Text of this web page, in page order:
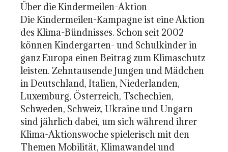
Über die Kindermeilen-Aktion
Die Kindermeilen-Kampagne ist eine Aktion
des Klima-Bündnisses. Schon seit 2002
können Kindergarten- und Schulkinder in
ganz Europa einen Beitrag zum Klimaschutz
leisten. Zehntausende Jungen und Mädchen
in Deutschland, Italien, Niederlanden,
Luxemburg, Österreich, Tschechien,
Schweden, Schweiz, Ukraine und Ungarn
sind jährlich dabei, um sich während ihrer
Klima-Aktionswoche spielerisch mit den
Themen Mobilität, Klimawandel und